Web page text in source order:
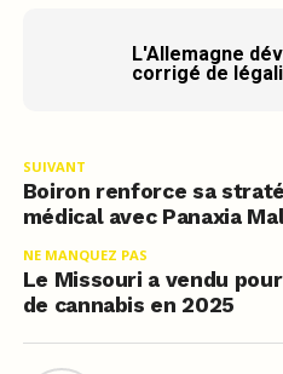
L'Allemagne
corrigé de
SUIVANT
Boiron renforce sa
médical avec Panaxia
NE MANQUEZ PAS
Le Missouri a vendu
de cannabis en 2025